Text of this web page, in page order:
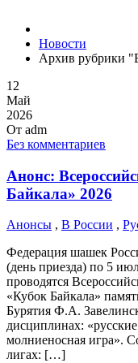
Новости
Архив рубрики
12
Май
2026
От adm
Без комментариев
Анонс:
Байкала» 2026
Анонсы , В России ,
Федерация шашек
(день приезда) по 5
проводятся
«Кубок Байкала»
Бурятия Ф.А.
дисциплинах:
молниеносная игра».
лигах: […]